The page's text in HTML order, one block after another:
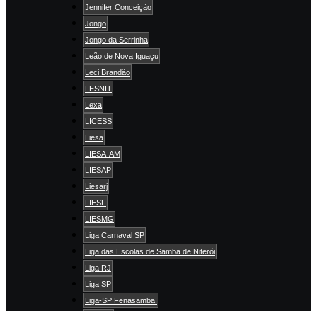
Jennifer Conceição
Jongo
Jongo da Serrinha
Leão de Nova Iguaçu
Leci Brandão
LESNIT
Lexa
LICESS
Liesa
LIESA-AM
LIESAP
Liesarj
LIESF
LIESMG
Liga Carnaval SP
Liga das Escolas de Samba de Niterói
Liga RJ
Liga SP
Liga-SP Fenasamba.